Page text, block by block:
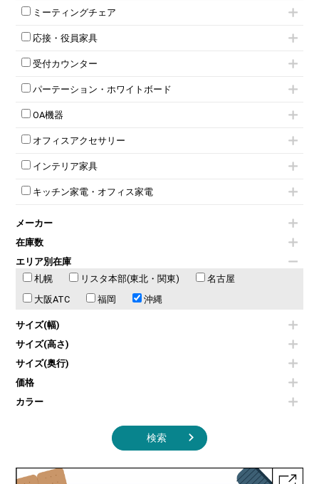
上下連結キャビネット
軽量ラック（スチールラック）
収納家具その他
両開書庫
ラテラル書庫
3人用ロッカー
4人用ロッカー
5人用ロッカー
8人用ロッカー
多人数ロッカー
ダイヤル錠ロッカー
ダイヤル錠ロッカー
ワードローブ・クローゼット
スタッキングテーブル
ネスティングテーブル
幕板付テーブル
カウンターテーブル
T字脚テーブル
会議テーブルW1200～
会議テーブルW1800～
平行スタックテーブル
会議テーブルその他
ミーティングチェア
キャスター付きミーティングチェア
スタッキングミーティングチェア
テーブル付きミーティングチェア
ネスティングミーティングチェア
折りたたみミーティングチェア
ハイチェア
ミーティングチェアその他
応接・役員家具
応接セット
応接ソファ
応接チェア
応接テーブル
応接・役員家具その他
受付カウンター
ローカウンター
ラウンジカウンター
受付カウンターその他
パーテーション・ホワイトボード
パーテーション
自立タイプパーテーション
パーテーションその他
脚付ホワイトボード
壁掛けホワイトボード
ホワイトボードその他
OA機器
電話機（ビジネスフォン）
シュレッダー
プロジェクター
スクリーン
その他OA機器
オフィスアクセサリー
チェア用台車
演台・講演台・演説台
防音パネル
個室ブース
コートハンガー・ポールハンガー
傘立て
食器棚・キッチンキャビネット
カタログスタンド
オフィスアクセサリーその他
インテリア家具
モールドチェア
ダイニングチェア
カウンターテーブル
センターテーブル・サイドテーブル
ベンチ・スツール
ソファ
シェルフ
ダストボックス（ゴミ箱）
インテリア家具その他
キッチン家電・オフィス家電
冷蔵庫・洗濯機
空気清浄機・加湿器
液晶テレビ・モニター類
エアコン
掃除機
季節家電
その他キッチン家電・オフィス家電
メーカー
在庫数
エリア別在庫
札幌
リスタ本部(東北・関東)
名古屋
大阪ATC
福岡 沖縄
サイズ(幅)
サイズ(高さ)
サイズ(奥行)
価格
カラー
検索